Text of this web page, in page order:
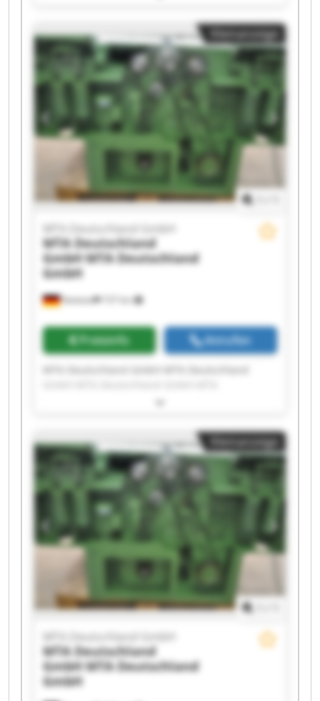
GmbH MTA Deutschland GmbH MTA
Deutschland GmbH MTA Deutschland GmbH
MTA Deutschland GmbH MTA Deutschland
GmbH MTA Deutschland GmbH MTA
Deutschland GmbH MTA Deutschland GmbH
MTA Deutschland GmbH MTA Deutschland
GmbH MTA Deutschland GmbH MTA
Deutschland GmbH MTA Deutschland GmbH
Kleinanzeige
Nettetal 737 km
MTA Deutschland GmbH
MTA Deutschland
GmbHMTA Deutschland
GmbH
Preisinfo Anrufen
Deutschland GmbH MTA Deutschland GmbH
GmbH MTA Deutschland GmbH MTA
Deutschland GmbH MTA Deutschland GmbH
MTA Deutschland GmbH MTA Deutschland
GmbH MTA Deutschland GmbH MTA
Deutschland GmbH MTA Deutschland GmbH
MTA Deutschland GmbH MTA Deutschland
GmbH MTA Deutschland GmbH MTA
Deutschland GmbH MTA Deutschland GmbH
Kleinanzeige
MTA Deutschland GmbH
MTA Deutschland
GmbHMTA Deutschland
GmbH